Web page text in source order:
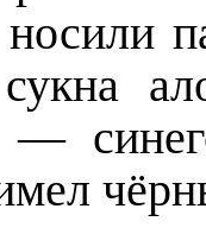
—